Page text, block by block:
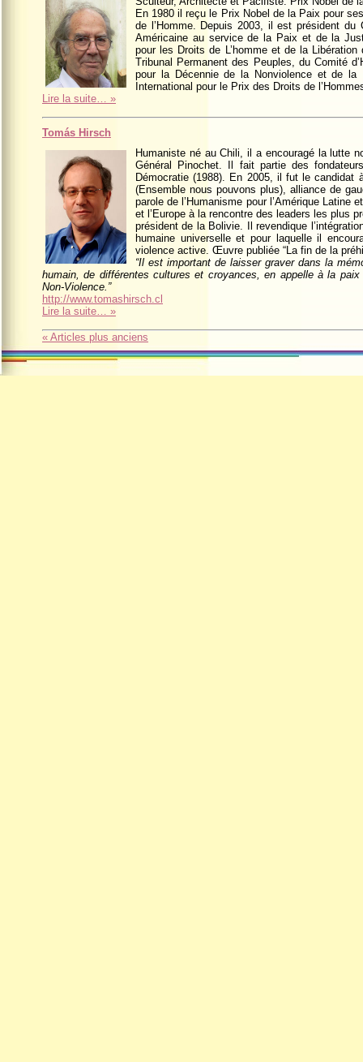
En 1980 il reçu le Prix Nobel de la Paix pour
de l’Homme. Depuis 2003, il est président du
Américaine au service de la Paix et de la
pour les Droits de L’homme et de la
Tribunal Permanent des Peuples, du Comité
pour la Décennie de la Nonviolence et de
International pour le Prix des Droits de
Lire la suite… »
Tomás Hirsch
Humaniste né au Chili, il a encouragé la lutte
Général Pinochet. Il fait partie des
Démocratie (1988). En 2005, il fut le candidat
(Ensemble nous pouvons plus), alliance de
parole de l’Humanisme pour l’Amérique Latine
et l’Europe à la rencontre des leaders les plus
président de la Bolivie. Il revendique
humaine universelle et pour laquelle il
violence active. Œuvre publiée “La fin de la
“Il est important de laisser graver dans la
humain, de différentes cultures et croyances, en appelle à la
Non-Violence.”
http://www.tomashirsch.cl
Lire la suite… »
« Articles plus anciens